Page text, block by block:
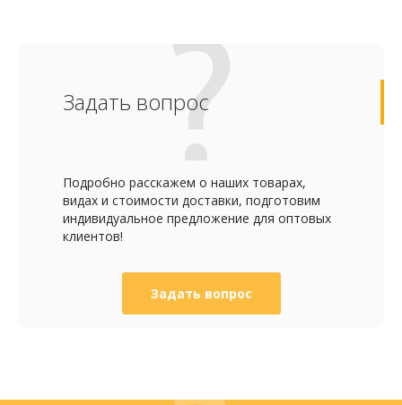
Задать вопрос
Подробно расскажем о наших товарах,
видах и стоимости доставки, подготовим
индивидуальное предложение для оптовых
клиентов!
Задать вопрос